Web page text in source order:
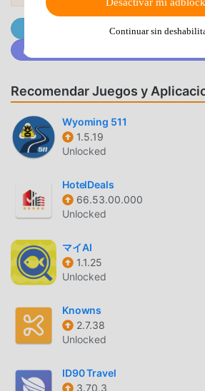
descargue el cliente moddroid,
instalar Haj Umrah & Ziyarate Madinah
clic. ¡Qué estás esperando, descarga
Haj Umrah & Ziyarate Madinah Como
popular de life , sus potentes
gran cantidad de usuarios. En
aplicaciones tradicionales de life , Haj
más potentes. Sólo necesitas
Umrah & Ziyarate Madinah13.0.0,
Además, moddroid también es
life para que los fanáticos
ellos, compartan la felicidad que
ahora.
MODIFICACIÓN ÚNICA
moddroid no sólo proporciona Haj
Únete a @MODDROID.CO en el
Únete a @MODDROID.CO en la
Recomendar Juegos y
Wyoming 511
1.5.19
Unlocked
HotelDeals
66.53.00.000
Unlocked
マイAI
1.1.25
Unlocked
Knowns
2.7.38
Unlocked
ID90 Travel
3.70.3
Continuar sin